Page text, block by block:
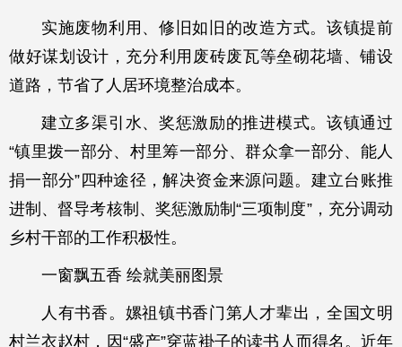
实施废物利用、修旧如旧的改造方式。该镇提前
做好谋划设计，充分利用废砖废瓦等垒砌花墙、铺设
道路，节省了人居环境整治成本。
建立多渠引水、奖惩激励的推进模式。该镇通过
“镇里拨一部分、村里筹一部分、群众拿一部分、能人
捐一部分”四种途径，解决资金来源问题。建立台账推
进制、督导考核制、奖惩激励制“三项制度”，充分调动
乡村干部的工作积极性。
一窗飘五香 绘就美丽图景
人有书香。嫘祖镇书香门第人才辈出，全国文明
村兰衣赵村，因“盛产”穿蓝褂子的读书人而得名。近年